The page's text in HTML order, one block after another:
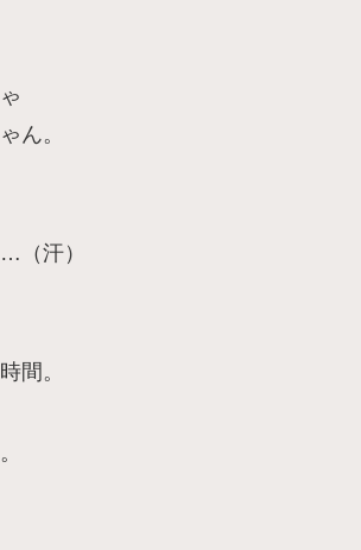
ん。
（汗）
間。